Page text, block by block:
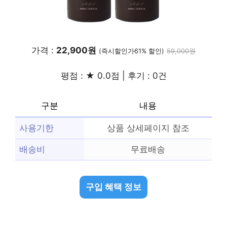
가격 : 22,900원 (즉시할인가61% 할인) 59,000원
평점 : ★ 0.0점 | 후기 : 0건
구분 내용
사용기한 상품 상세페이지 참조
배송비 무료배송
구입 혜택 정보